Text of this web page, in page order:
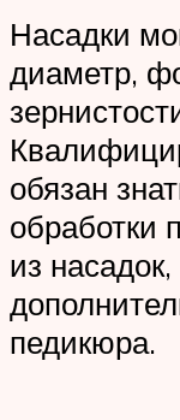
Насадки
диаметр,
обязан
обработки
из
педикюра.